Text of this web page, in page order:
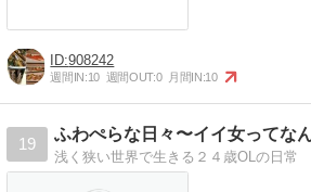
908242
週間IN:10 週間OUT:0 月間IN:10
19
ふわぺらな日々〜イイ女ってな
浅く狭い世界で生きる２４歳OLの日常